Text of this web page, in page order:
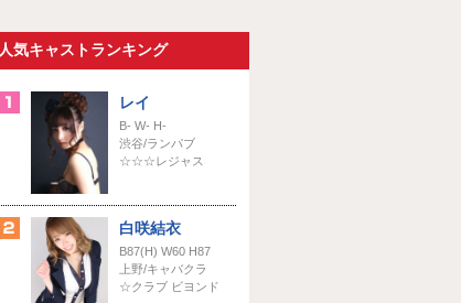
人気キャストランキング
レイ
B- W- H-
渋谷/ランパブ
☆☆☆レジャス
白咲結衣
B87(H) W60 H87
上野/キャバクラ
☆クラブ ビヨンド